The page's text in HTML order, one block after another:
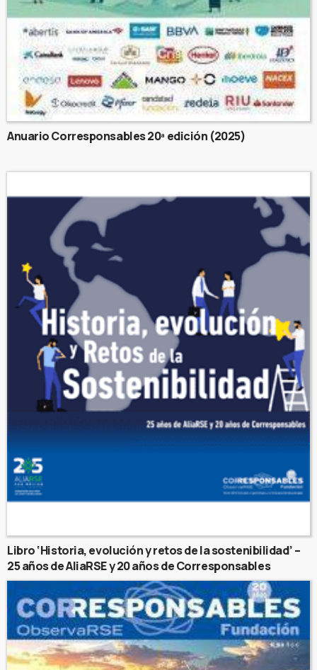
Anuario Corresponsables 20ª edición (2025)
Libro ‘Historia, evolución y retos de la sostenibilidad’ –
25 años de AliaRSE y 20 años de Corresponsables